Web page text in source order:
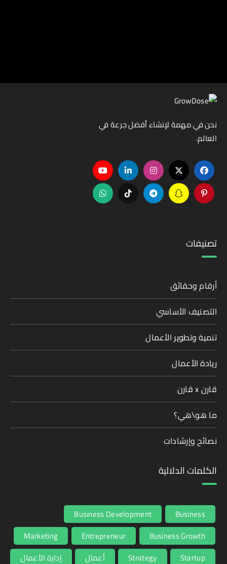
نحن في مهمة لإنشاء أفضل جرعة في
العالم.
تصنيفات
أرقام وحقائق
التصنيف الأساسي
تنمية وتطوير الأعمال
ريادة الأعمال
قارن x قارن
ما هو\هي؟
نصائح وإرشادات
الكلمات الدلالية
Business
Business Development
Business Growth
Entrepreneur
Marketing
Startup
Strategy أعمال إدارة الأعمال